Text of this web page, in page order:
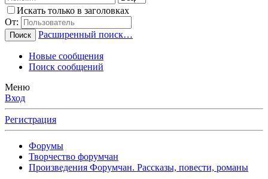
Искать только в заголовках
От:
Поиск Расширенный поиск…
Новые сообщения
Поиск сообщений
Меню
Вход
Регистрация
Форумы
Творчество форумчан
Произведения Форумчан. Рассказы, повести, романы